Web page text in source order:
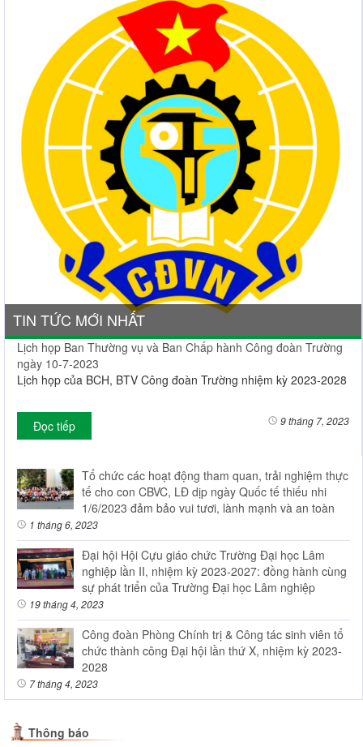
TIN TỨC MỚI NHẤT
Lịch họp Ban Thường vụ và Ban Chấp hành Công đoàn Trường
ngày 10-7-2023
Lịch họp của BCH, BTV Công đoàn Trường nhiệm kỳ 2023-2028
Đọc tiếp 9 tháng 7, 2023
Tổ chức các hoạt động tham quan, trải nghiệm thực
tế cho con CBVC, LĐ dịp ngày Quốc tế thiếu nhi
1/6/2023 đảm bảo vui tươi, lành mạnh và an toàn
1 tháng 6, 2023
Đại hội Hội Cựu giáo chức Trường Đại học Lâm
nghiệp lần II, nhiệm kỳ 2023-2027: đồng hành cùng
sự phát triển của Trường Đại học Lâm nghiệp
19 tháng 4, 2023
Công đoàn Phòng Chính trị & Công tác sinh viên tổ
chức thành công Đại hội lần thứ X, nhiệm kỳ 2023-
2028
7 tháng 4, 2023
Thông báo